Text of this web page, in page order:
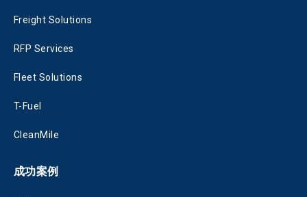
Freight Solutions
RFP Services
Fleet Solutions
T-Fuel
CleanMile
成功案例